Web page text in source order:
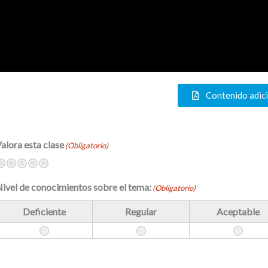
Contenido
esta clase(Obligatorio)
Excelente
Bastante bien
Neutral
No muy bien
Terrible
de conocimientos sobre el tema:(Obligatorio)
Deficiente Regular Aceptable